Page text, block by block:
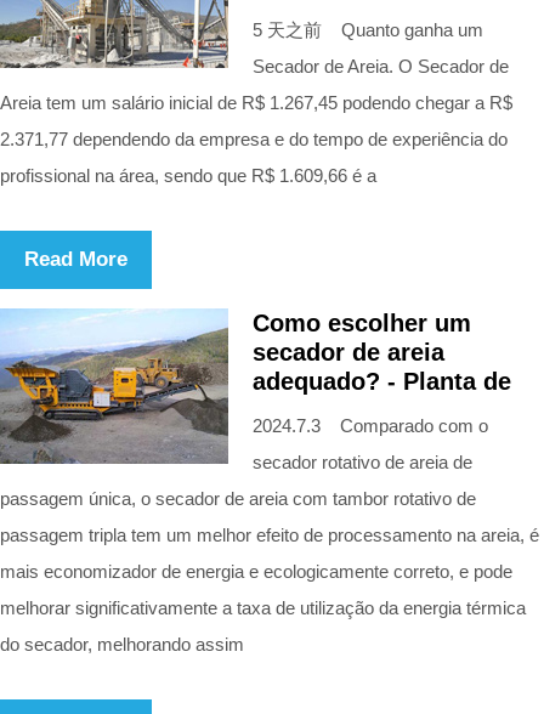
5 天之前 Quanto ganha um
Secador de Areia. O Secador de
Areia tem um salário inicial de R$ 1.267,45 podendo chegar a R$
2.371,77 dependendo da empresa e do tempo de experiência do
profissional na área, sendo que R$ 1.609,66 é a
Read More
Como escolher um
secador de areia
adequado? - Planta de
2024.7.3 Comparado com o
secador rotativo de areia de
passagem única, o secador de areia com tambor rotativo de
passagem tripla tem um melhor efeito de processamento na areia, é
mais economizador de energia e ecologicamente correto, e pode
melhorar significativamente a taxa de utilização da energia térmica
do secador, melhorando assim